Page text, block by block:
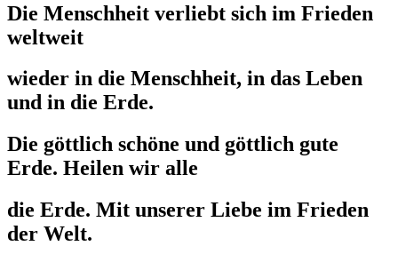
Die Menschheit verliebt sich im Frieden
weltweit
wieder in die Menschheit, in das Leben
und in die Erde.
Die göttlich schöne und göttlich gute
Erde. Heilen wir alle
die Erde. Mit unserer Liebe im Frieden
der Welt.